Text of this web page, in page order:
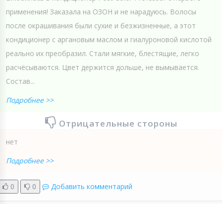
применения! Заказала на ОЗОН и не нарадуюсь. Волосы
после окрашивания были сухие и безжизненные, а этот
кондиционер с аргановым маслом и гиалуроновой кислотой
реально их преобразил. Стали мягкие, блестящие, легко
расчёсываются. Цвет держится дольше, не вымывается.
Состав...
Подробнее >>
Отрицательные стороны
нет
Подробнее >>
0 0 Добавить комментарий